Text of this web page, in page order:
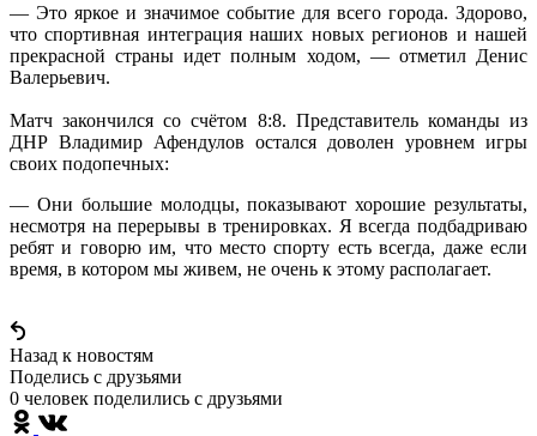
— Это яркое и значимое событие для всего города. Здорово,
что спортивная интеграция наших новых регионов и нашей
прекрасной страны идет полным ходом, — отметил Денис
Валерьевич.
Матч закончился со счётом 8:8. Представитель команды из
ДНР Владимир Афендулов остался доволен уровнем игры
своих подопечных:
— Они большие молодцы, показывают хорошие результаты,
несмотря на перерывы в тренировках. Я всегда подбадриваю
ребят и говорю им, что место спорту есть всегда, даже если
время, в котором мы живем, не очень к этому располагает.
Назад к новостям
Поделись c друзьями
0 человек поделились c друзьями